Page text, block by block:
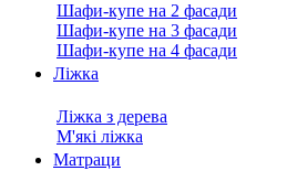
Шафи-купе на 2 фасади
Шафи-купе на 3 фасади
Шафи-купе на 4 фасади
Ліжка
Ліжка з дерева
М'які ліжка
Матраци